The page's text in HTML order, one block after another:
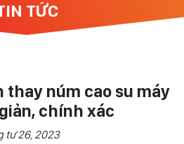
TỨC
thay núm cao su máy
chính xác
tư 26, 2023